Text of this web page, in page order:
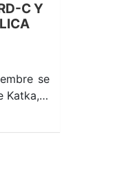
C Y
se
Katka,…